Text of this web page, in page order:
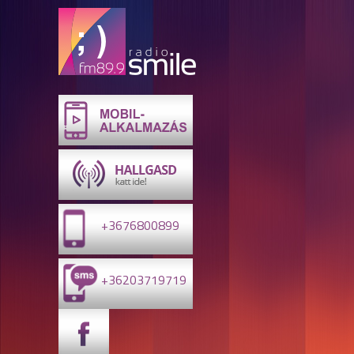
+3676800899
+36203719719